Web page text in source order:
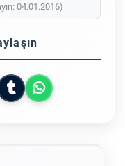
04.01.2016)